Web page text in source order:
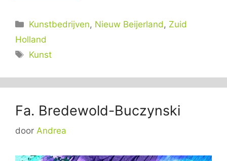
Categorieën
Kunstbedrijven, Nieuw Beijerland , Zuid
Holland
Tags
Kunst
Fa. Bredewold-Buczynski
door Andrea